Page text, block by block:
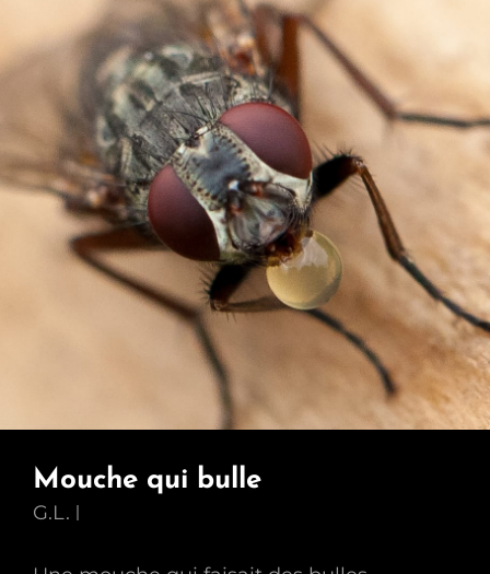
Mouche qui bulle
G.L.